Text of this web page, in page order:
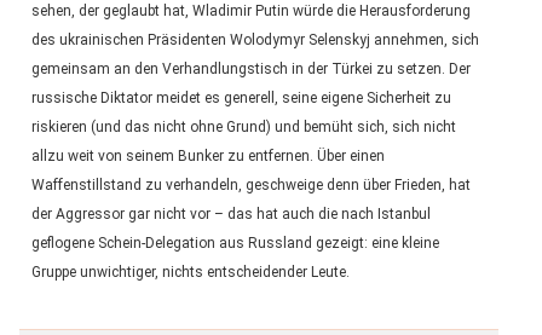
sehen, der geglaubt hat, Wladimir Putin würde die Herausforderung
des ukrainischen Präsidenten Wolodymyr Selenskyj annehmen, sich
gemeinsam an den Verhandlungstisch in der Türkei zu setzen. Der
russische Diktator meidet es generell, seine eigene Sicherheit zu
riskieren (und das nicht ohne Grund) und bemüht sich, sich nicht
allzu weit von seinem Bunker zu entfernen. Über einen
Waffenstillstand zu verhandeln, geschweige denn über Frieden, hat
der Aggressor gar nicht vor – das hat auch die nach Istanbul
geflogene Schein-Delegation aus Russland gezeigt: eine kleine
Gruppe unwichtiger, nichts entscheidender Leute.